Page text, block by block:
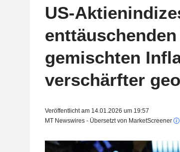
US-
gemischten
verschärfter
Veröffentlicht am 14.01.2026 um 19:57
MT Newswires - Übersetzt von MarketScreener